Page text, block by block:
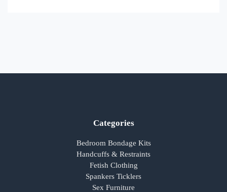
Categories
Bedroom Bondage Kits
Handcuffs & Restraints
Fetish Clothing
Spankers Ticklers
Sex Furniture